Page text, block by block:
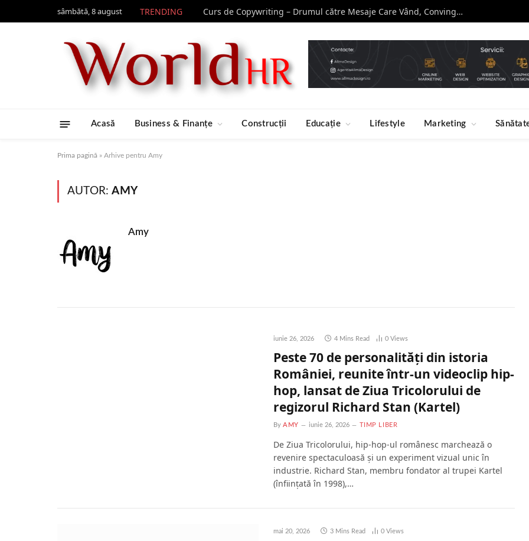
sâmbătă, 8 august TRENDING Curs de Copywriting – Drumul către Mesaje Care Vând, Conving și Construiesc Branduri Puternice
Acasă Business & Finanțe Construcții Educație Lifestyle Marketing
Prima pagină » Arhive pentru Amy
AUTOR:AMY
Amy
iunie 26, 2026 4 Mins Read 0 Views
Peste 70 de personalități din istoria
României, reunite într-un videoclip hip-
hop, lansat de Ziua Tricolorului de
regizorul Richard Stan (Kartel)
By AMY iunie 26, 2026 TIMP LIBER
De Ziua Tricolorului, hip-hop-ul românesc marchează o
revenire spectaculoasă și un experiment vizual unic în
industrie. Richard Stan, membru fondator al trupei Kartel
(înființată în 1998),…
mai 20, 2026 3 Mins Read 0 Views